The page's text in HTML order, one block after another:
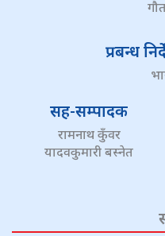
प्रबन्ध
सह-सम्पादक
रामनाथ कुँवर
यादवकुमारी बस्नेत